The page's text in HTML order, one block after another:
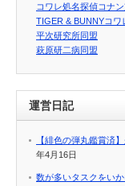
コワレ処名探偵コナ
TIGER & BUNNYコワ
平次研究所同盟
萩原研二病同盟
運営日記
【緋色の弾丸鑑賞済
年4月16日
数が多いタスクをい